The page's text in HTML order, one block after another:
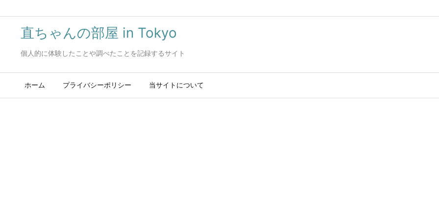
直ちゃんの部屋 in Tokyo
個人的に体験したことや調べたことを記録するサイト
ホーム プライバシーポリシー 当サイトについて